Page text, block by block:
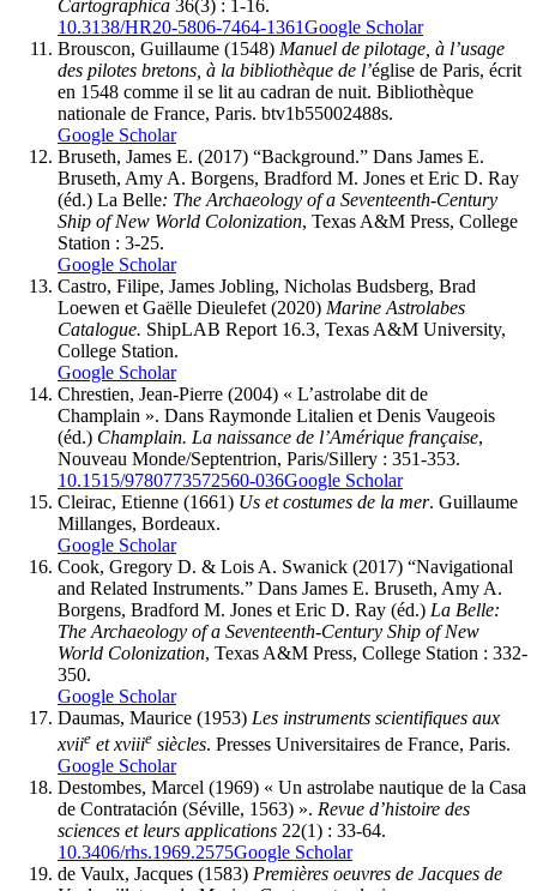
Cartographica 36(3) : 1-16.
10.3138/HR20-5806-7464-1361Google Scholar
Brouscon, Guillaume (1548) Manuel de pilotage, à l’usage
des pilotes bretons, à la bibliothèque de l’église de Paris, écrit
en 1548 comme il se lit au cadran de nuit. Bibliothèque
nationale de France, Paris. btv1b55002488s.
Google Scholar
Bruseth, James E. (2017) “Background.” Dans James E.
Bruseth, Amy A. Borgens, Bradford M. Jones et Eric D. Ray
(éd.) La Belle: The Archaeology of a Seventeenth-Century
Ship of New World Colonization, Texas A&M Press, College
Station : 3-25.
Google Scholar
Castro, Filipe, James Jobling, Nicholas Budsberg, Brad
Loewen et Gaëlle Dieulefet (2020) Marine Astrolabes
Catalogue. ShipLAB Report 16.3, Texas A&M University,
College Station.
Google Scholar
Chrestien, Jean-Pierre (2004) « L’astrolabe dit de
Champlain ». Dans Raymonde Litalien et Denis Vaugeois
(éd.) Champlain. La naissance de l’Amérique française,
Nouveau Monde/Septentrion, Paris/Sillery : 351-353.
10.1515/9780773572560-036Google Scholar
Cleirac, Etienne (1661) Us et costumes de la mer. Guillaume
Millanges, Bordeaux.
Google Scholar
Cook, Gregory D. & Lois A. Swanick (2017) “Navigational
and Related Instruments.” Dans James E. Bruseth, Amy A.
Borgens, Bradford M. Jones et Eric D. Ray (éd.) La Belle:
The Archaeology of a Seventeenth-Century Ship of New
World Colonization, Texas A&M Press, College Station : 332-
350.
Google Scholar
Daumas, Maurice (1953) Les instruments scientifiques aux
xviie etxviiie siècles. Presses Universitaires de France, Paris.
Google Scholar
Destombes, Marcel (1969) « Un astrolabe nautique de la Casa
de Contratación (Séville, 1563) ». Revue d’histoire des
sciences et leurs applications 22(1) : 33-64.
10.3406/rhs.1969.2575Google Scholar
de Vaulx, Jacques (1583) Premières oeuvres de Jacques de